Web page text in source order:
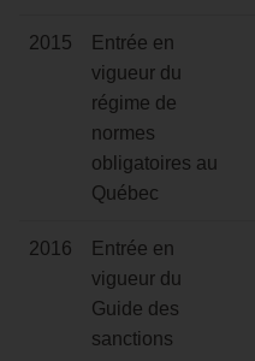
2015
Entrée en
vigueur du
régime de
normes
obligatoires au
Québec
2016
Entrée en
vigueur du
Guide des
sanctions